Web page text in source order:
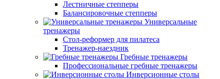
Лестничные степперы
Балансировочные степперы
Универсальные
тренажеры
Стол-реформер для пилатеса
Тренажер-наездник
Гребные тренажеры
Профессиональные гребные тренажеры
Инверсионные столы